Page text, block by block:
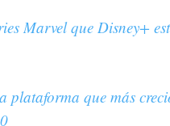
Marvel que Disney+
plataforma que más